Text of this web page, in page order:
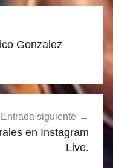
Gonzalez
Entrada siguiente
en Instagram
Live.